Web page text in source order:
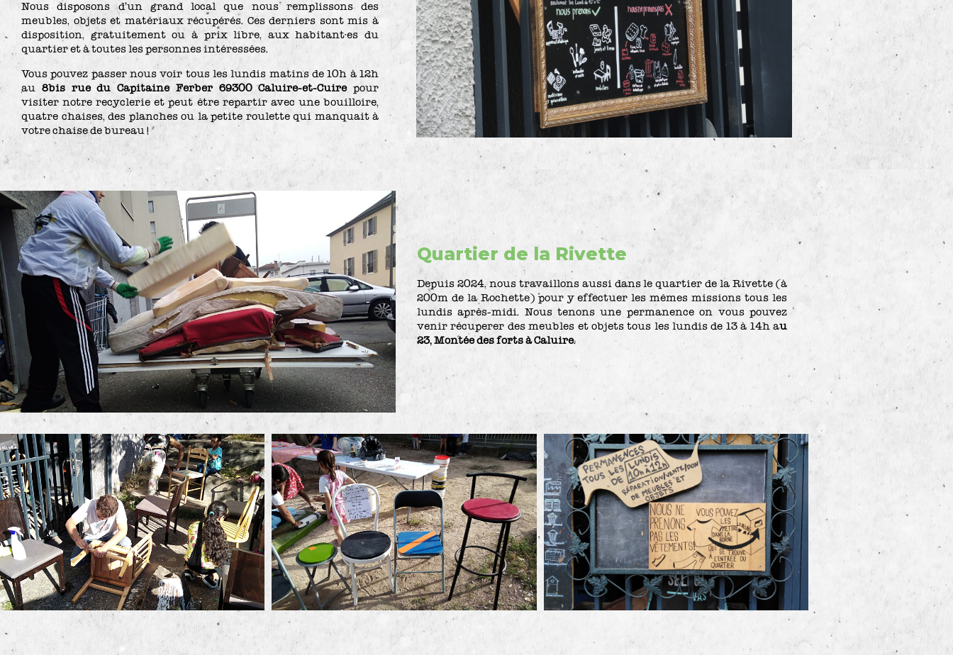
Nous disposons d’un grand local que nous remplissons des
meubles, objets et matériaux récupérés. Ces derniers sont mis à
disposition, gratuitement ou à prix libre, aux habitant·es du
quartier et à toutes les personnes intéressées.
Vous pouvez passer nous voir tous les lundis matins de 10h à 12h
au 8bis rue du Capitaine Ferber 69300 Caluire-et-Cuirepour
visiter notre recyclerie et peut être repartir avec une bouilloire,
quatre chaises, des planches ou la petite roulette qui manquait à
votre chaise de bureau !
Quartier de la Rivette
Depuis 2024, nous travaillons aussi dans le quartier de la Rivette (à
200m de la Rochette) pour y effectuer les mêmes missions tous les
lundis après-midi. Nous tenons une permanence on vous pouvez
venir récuperer des meubles et objets tous les lundis de 13 à 14h au
23, Montée des forts à Caluire.